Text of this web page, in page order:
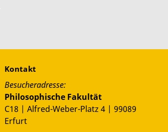
Kontakt
Besucheradresse:
Philosophische Fakultät
C18 | Alfred-Weber-Platz 4 | 99089
Erfurt